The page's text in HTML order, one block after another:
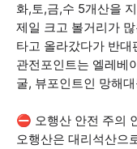
화,토,금,수 5개산을
제일 크고 볼거리가
타고 올라갔다가 반
관전포인트는 엘레베
굴, 뷰포인트인 망해
⛔ 오행산 안전 주의
오행산은 대리석산으